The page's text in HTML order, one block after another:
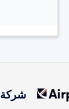
شركة